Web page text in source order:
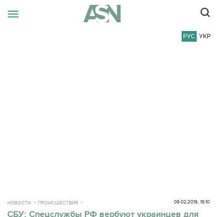
РУС УКР
НОВОСТИ ПРОИСШЕСТВИЯ 09.02.2019, 19:10
СБУ: Спецслужбы РФ вербуют украинцев для